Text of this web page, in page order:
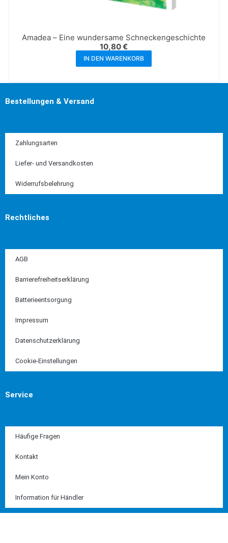
Amadea – Eine wundersame Schneckengeschichte
10,80€
IN DEN WARENKORB
Bestellungen & Versand
Zahlungsarten
Liefer- und Versandkosten
Widerrufsbelehrung
Rechtliches
AGB
Barrierefreiheitserklärung
Batterieentsorgung
Impressum
Datenschutzerklärung
Cookie-Einstellungen
Service
Häufige Fragen
Kontakt
Mein Konto
Information für Händler